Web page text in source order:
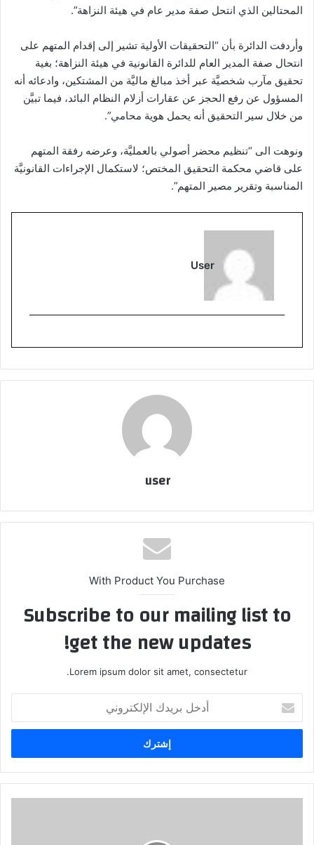
المحتالين الذي انتحل صفة مدير عام في هيئة النزاهة”.
وأردفت الدائرة بأن “التحقيقات الأولية تشير إلى إقدام المتهم على
انتحال صفة المدير العام للدائرة القانونية في هيئة النزاهة؛ بغية
تحقيق مآرب شخصيَّة عبر أخذ مبالغ ماليَّة من المشتكين، وادعائه أنه
المسؤول عن رفع الحجز عن عقارات أزلام النظام البائد، فيما تبيَّن
من خلال سير التحقيق أنه يحمل هوية محامي”.
ونوهت الى “تنظيم محضر أصولي بالعمليَّة، وعرضه رفقة المتهم
على قاضي محكمة التحقيق المختص؛ لاستكمال الإجراءات القانونيَّة
المناسبة وتقرير مصير المتهم”.
User
user
With Product You Purchase
Subscribe to our mailing list to
get the new updates!
Lorem ipsum dolor sit amet, consectetur.
بريدك
الإلكتروني